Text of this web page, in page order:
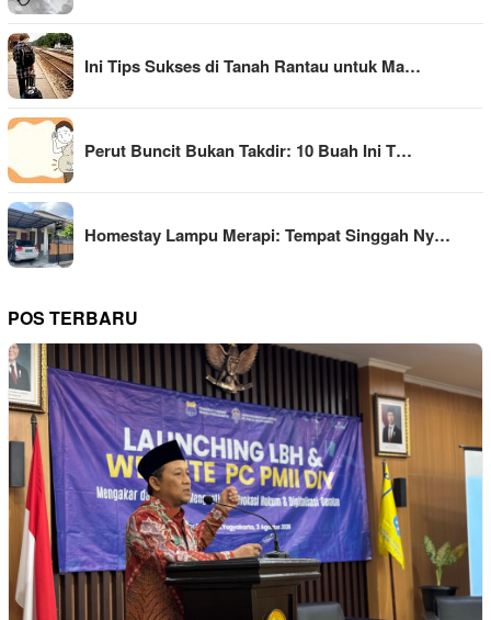
Ini Tips Sukses di Tanah Rantau untuk Ma…
Perut Buncit Bukan Takdir: 10 Buah Ini T…
Homestay Lampu Merapi: Tempat Singgah Ny…
POS TERBARU